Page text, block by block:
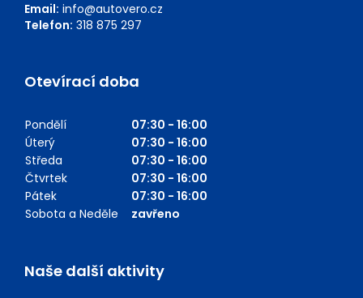
Email: info@autovero.cz
Telefon: 318 875 297
Otevírací doba
Pondělí
07:30 - 16:00
Úterý
07:30 - 16:00
Středa
07:30 - 16:00
Čtvrtek
07:30 - 16:00
Pátek
07:30 - 16:00
Sobota a Neděle
zavřeno
Naše další aktivity